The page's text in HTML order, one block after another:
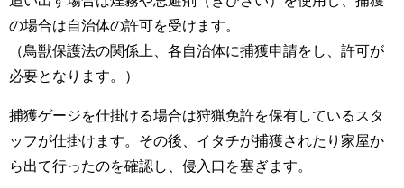
の場合は自治体の許可を受けます。
（鳥獣保護法の関係上、各自治体に捕獲申請をし、許可が
必要となります。）
捕獲ゲージを仕掛ける場合は狩猟免許を保有しているスタ
ッフが仕掛けます。その後、イタチが捕獲されたり家屋か
ら出て行ったのを確認し、侵入口を塞ぎます。